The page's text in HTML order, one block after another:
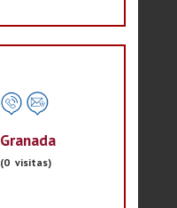
Granada
(0 visitas)